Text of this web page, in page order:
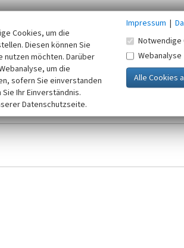
werden ausschließlich im Rahmen der KuLaDig-
des Datenschutzgesetzes NRW und der seit
Hinweise zumDatenschutz
Cookies, um die
Diesen können Sie
nutzen möchten. Darüber
um die
sofern Sie einverstanden
Ihr Einverständnis.
Datenschutzseite.
Impressum |
Notwendige
Webanalyse